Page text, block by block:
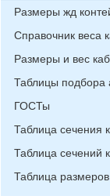
Размеры жд
Справочник веса
Размеры и вес
Таблицы подбора
ГОСТы
Таблица сечения
Таблица сечений
Таблица